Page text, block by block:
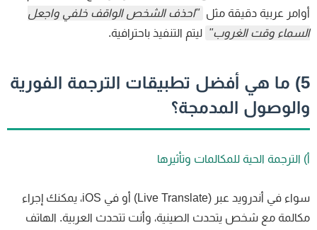
عربية دقيقة مثل
"احذف الشخص الواقف خلفي واجعل
وقت الغروب" ليتم التنفيذ باحترافية.
5) ما هي أفضل تطبيقات الترجمة الفورية
المدمجة؟
الترجمة الحية للمكالمات وتأثيرها
سواء في أندرويد عبر (Live Translate) أو في iOS، يمكنك إجراء
مع شخص يتحدث الصينية، وأنت تتحدث العربية. الهاتف